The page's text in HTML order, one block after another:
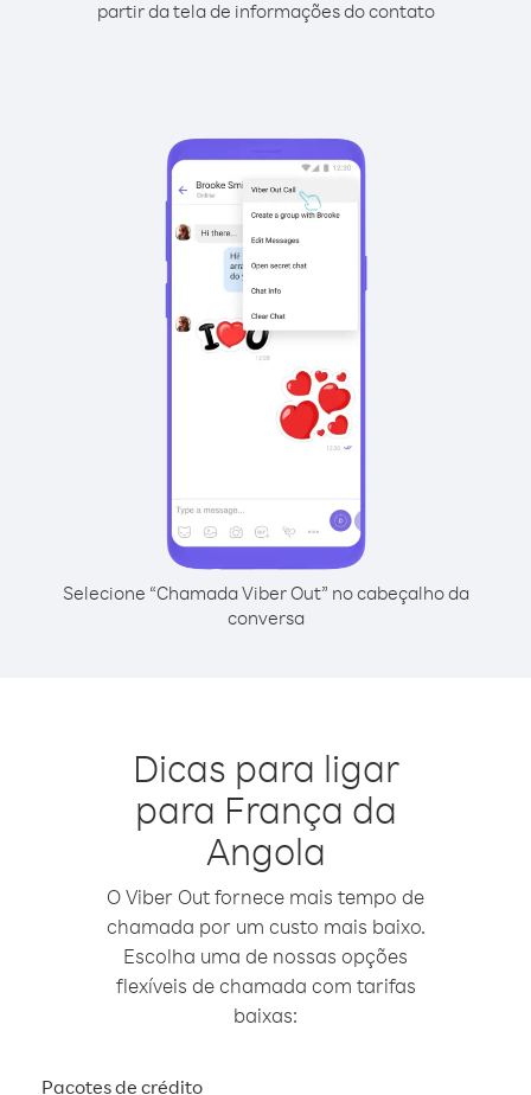
partir da tela de informações do contato
Selecione “Chamada Viber Out” no cabeçalho da
conversa
Dicas para ligar
para França da
Angola
O Viber Out fornece mais tempo de
chamada por um custo mais baixo.
Escolha uma de nossas opções
flexíveis de chamada com tarifas
baixas:
Pacotes de crédito